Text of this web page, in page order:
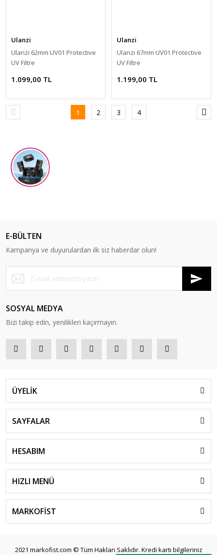
Ulanzi
Ulanzi 62mm UV01 Protective
UV Filtre
1.099,00 TL
Ulanzi
Ulanzi 67mm UV01 Protective
UV Filtre
1.199,00 TL
1 2 3 4
E-BÜLTEN
Kampanya ve duyurulardan ilk siz haberdar olun!
SOSYAL MEDYA
Bizi takip edin, yenilikleri kaçırmayın.
ÜYELİK
SAYFALAR
HESABIM
HIZLI MENÜ
MARKOFİST
2021 markofist.com © Tüm Hakları Saklıdır. Kredi kartı bilgileriniz